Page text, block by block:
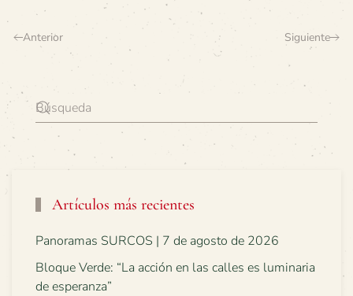
Anterior Siguiente
Artículos más recientes
Panoramas SURCOS | 7 de agosto de 2026
Bloque Verde: “La acción en las calles es luminaria
de esperanza”